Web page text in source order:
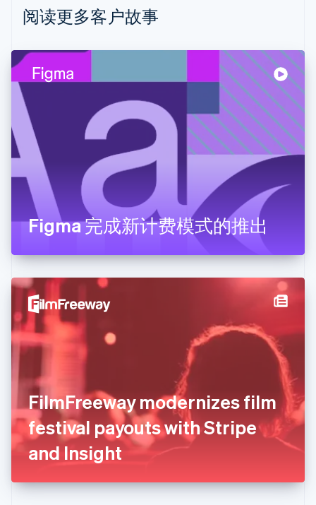
阅读更多客户故事
Figma 完成新计费模式的推出
FilmFreeway modernizes film
festival payouts with Stripe
and Insight
Nederlands Français Deutsch
波兰
丹麦
English
德国
English
Svenska
荷兰
Nederlands English
加拿大
English Français
捷克
克罗地亚
拉脱维亚
English
立陶宛
English
列支敦士登
Deutsch
罗马尼亚
English
马尔他
English
马来西亚
简体中文
美国